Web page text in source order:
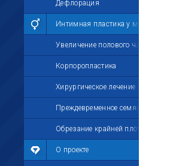
Дефлорация
Интимная пластика у мужчин
Увеличение полового члена
Корпоропластика
Хирургическое лечение импотенции
Преждевременное семяизвержение
Обрезание крайней плоти
О проекте